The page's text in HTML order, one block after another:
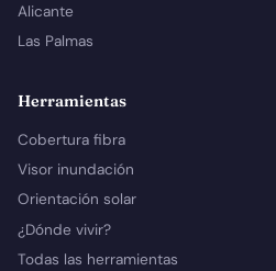
Alicante
Las Palmas
Herramientas
Cobertura fibra
Visor inundación
Orientación solar
¿Dónde vivir?
Todas las herramientas